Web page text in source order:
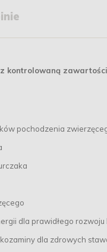
kontrolowaną
pochodzenia
dla prawidłego rozwoju
dla zdrowych